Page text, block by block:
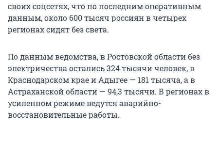
своих соцсетях, что по последним оперативным
данным, около 600 тысяч россиян в четырех
регионах сидят без света.
По данным ведомства, в Ростовской области без
электричества остались 324 тысячи человек, в
Краснодарском крае и Адыгее — 181 тысяча, а в
Астраханской области — 94,3 тысячи. В регионах в
усиленном режиме ведутся аварийно-
восстановительные работы.